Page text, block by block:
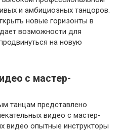
и амбициозных танцоров.
новые горизонты в
возможности для
на новую
с мастер-
танцам представлено
видео с мастер-
видео опытные инструкторы